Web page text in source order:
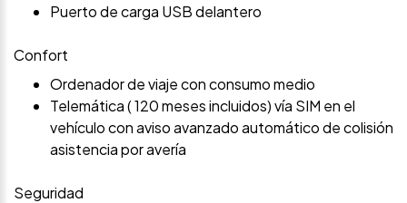
Puerto de carga USB delantero
Confort
Ordenador de viaje con consumo medio
Telemática ( 120 meses incluidos) vía SIM en el
vehículo con aviso avanzado automático de colisión
asistencia por avería
Seguridad